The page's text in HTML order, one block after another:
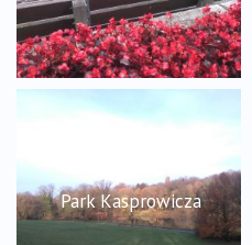
Park Kasprowicza